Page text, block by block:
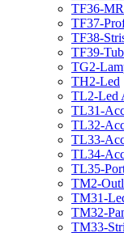
TF36-
TF37-
TF38-
TF39-
TG2-
TH2-Led
TL2-Led
TL31-
TL32-
TL33-
TL34-
TL35-
TM2-
TM31-
TM32-
TM33-